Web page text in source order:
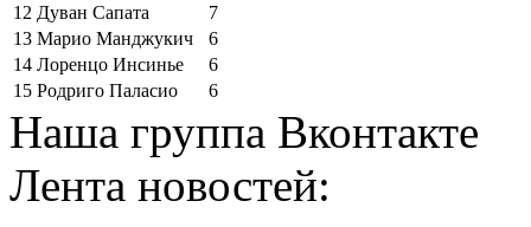
12 Дуван Сапата
7
13 Марио Манджукич
6
14 Лоренцо Инсинье
6
15 Родриго Паласио 6
Наша группа Вконтакте
Лента новостей: